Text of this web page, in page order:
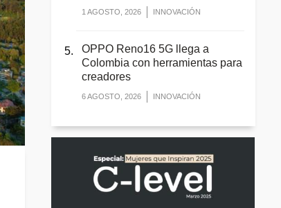
1 AGOSTO, 2026 INNOVACIÓN
OPPO Reno16 5G llega a
Colombia con herramientas para
creadores
6 AGOSTO, 2026 INNOVACIÓN